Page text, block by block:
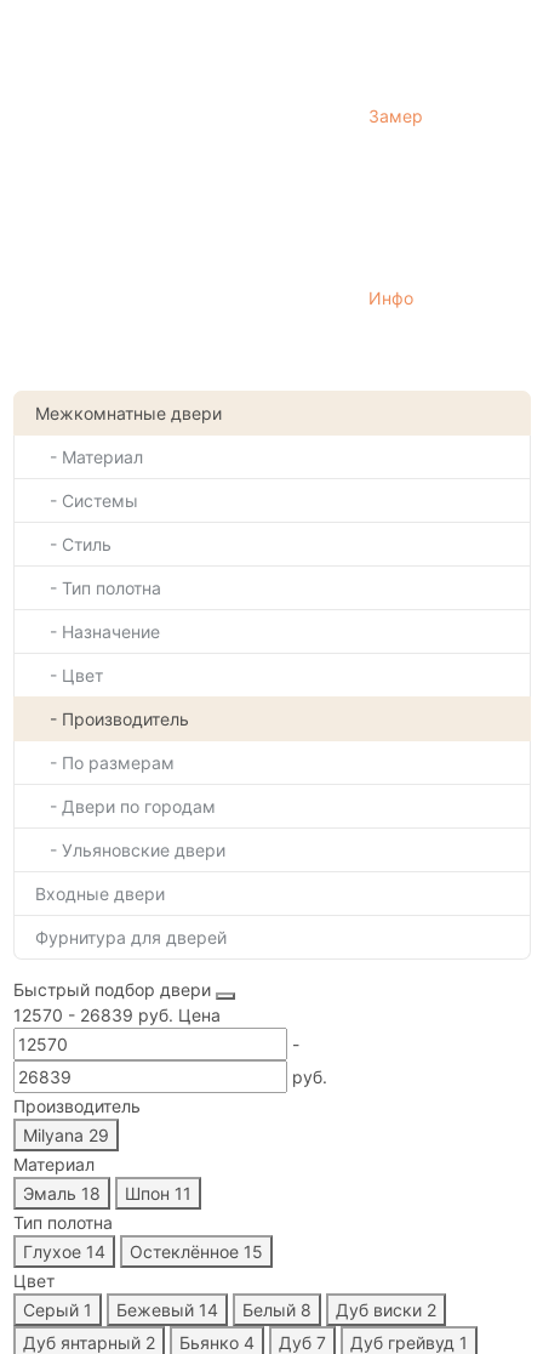
Замер
Инфо
Межкомнатные двери
- Материал
- Системы
- Стиль
- Тип полотна
- Назначение
- Цвет
- Производитель
- По размерам
- Двери по городам
- Ульяновские двери
Входные двери
Фурнитура для дверей
Быстрый подбор двери
12570 - 26839 руб. Цена
-
руб.
Производитель
Milyana 29
Материал
Эмаль 18 Шпон 11
Тип полотна
Глухое 14 Остеклённое 15
Цвет
Серый 1 Бежевый 14 Белый 8 Дуб виски 2
Дуб янтарный 2 Бьянко 4 Дуб 7 Дуб грейвуд 1